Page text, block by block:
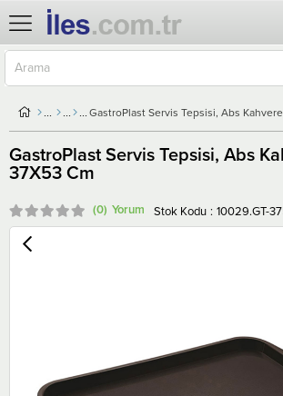
GastroPlast Servis Tepsisi, Abs
37X53 Cm
(0) Stok Kodu 10029.GT-